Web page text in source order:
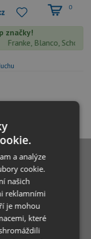
0
značky!
Franke, Blanco,
a analýze
cookie.
našich
reklamními
je mohou
které